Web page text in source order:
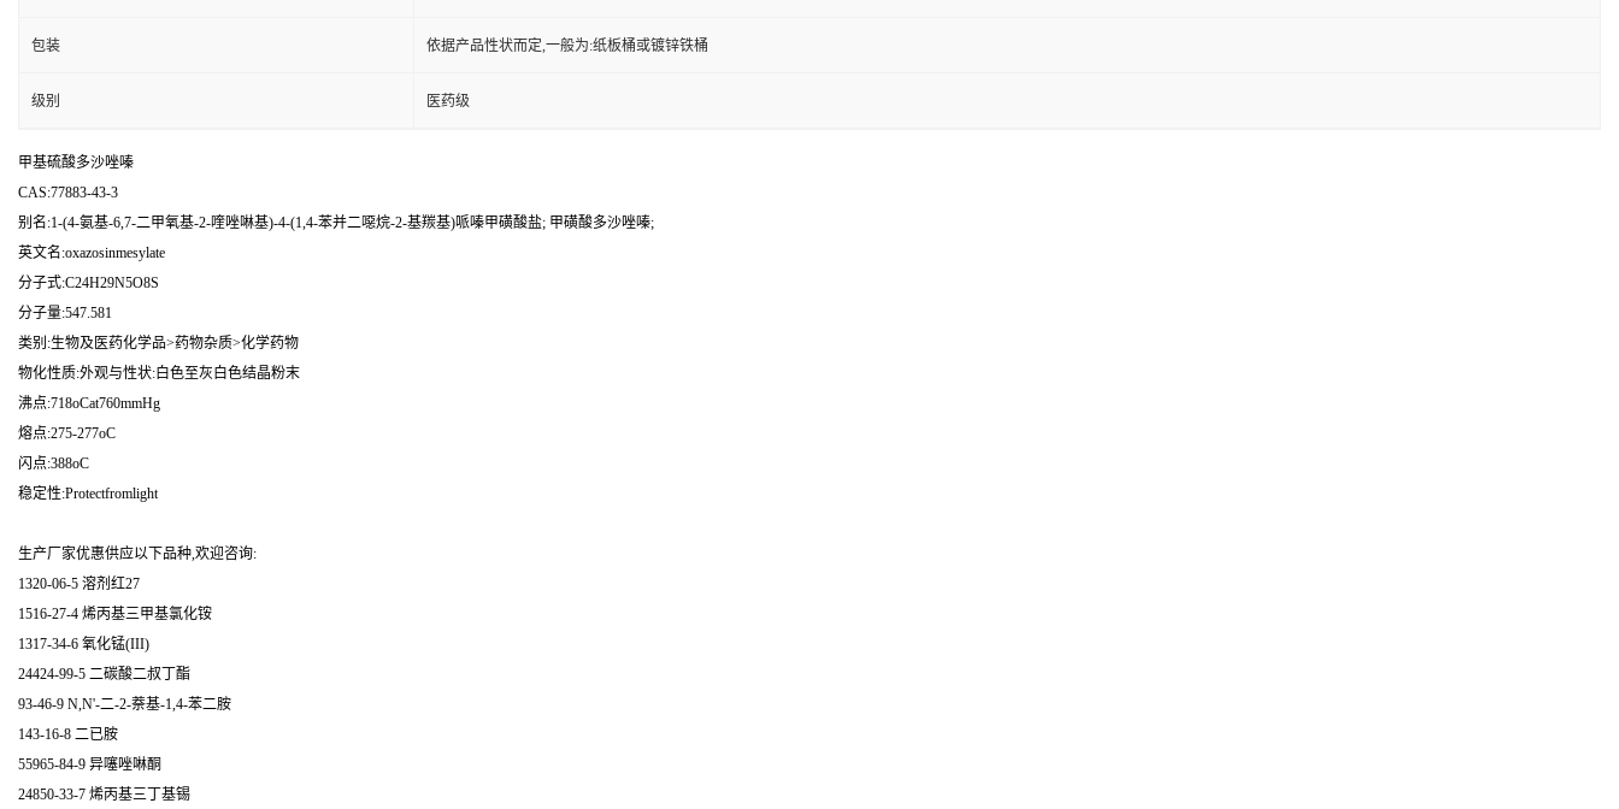
包装 依据产品性状而定,一般为:纸板桶或镀锌铁桶
级别 医药级
甲基硫酸多沙唑嗪
CAS:77883-43-3
别名:1-(4-氨基-6,7-二甲氧基-2-喹唑啉基)-4-(1,4-苯并二噁烷-2-基羰基)哌嗪甲磺酸盐; 甲磺酸多沙唑嗪;
英文名:oxazosinmesylate
分子式:C24H29N5O8S
分子量:547.581
类别:生物及医药化学品>药物杂质>化学药物
物化性质:外观与性状:白色至灰白色结晶粉末
沸点:718oCat760mmHg
熔点:275-277oC
闪点:388oC
稳定性:Protectfromlight
生产厂家优惠供应以下品种,欢迎咨询:
1320-06-5 溶剂红27
1516-27-4 烯丙基三甲基氯化铵
1317-34-6 氧化锰(III)
24424-99-5 二碳酸二叔丁酯
93-46-9 N,N'-二-2-萘基-1,4-苯二胺
143-16-8 二已胺
55965-84-9 异噻唑啉酮
24850-33-7 烯丙基三丁基锡